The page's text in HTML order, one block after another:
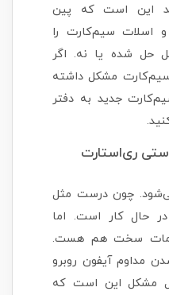
این است که پین
و اسلات سیم‌کارت را
حل شده یا نه. اگر
مشکل داشته
جدید به دفتر
ری‌استارت
چون درست مثل
حال کار است. اما
سخت هم هست.
مداوم آیفون روبرو
مشکل این است که